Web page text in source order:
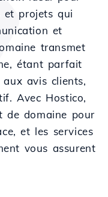
et projets qui
et
transmet
étant parfait
avis clients,
Avec Hostico,
de domaine pour
et les services
vous assurent